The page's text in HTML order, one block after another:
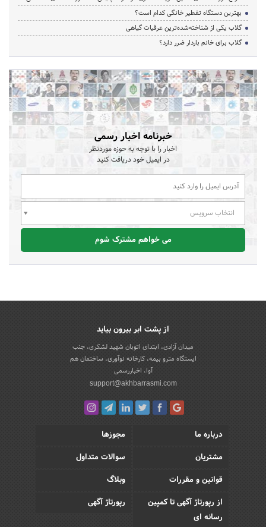
بهترین دستگاه تقطیر خانگی کدام است؟
گلاب یکی از شناخته‌شده‌ترین عرقیات گیاهی
گلاب برای خانم باردار ضرر دارد؟
خبرنامه اخبار رسمی
اخبار را با توجه به حوزه موردنظر
در ایمیل خود دریافت کنید
انتخاب سرویس
می خواهم مشترک شوم
از پشت ابر بیرون بیاید
میدان آزادی، ابتدای اتوبان شهید لشکری، جنب
ایستگاه مترو بیمه، کارخانه نوآوری، ساختمان هم
آوا، اخباررسمی
support@akhbarrasmi.com
درباره ما
مجوزها
مشتریان
سوالات متداول
قوانین و مقررات
وبلاگ
از رپورتاژ آگهی تا کمپین
رسانه ای
رپورتاژ آگهی